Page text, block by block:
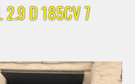
2.9 D 185CV 7